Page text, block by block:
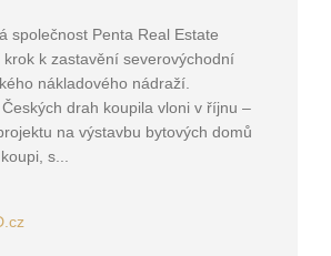
společnost Penta Real Estate
krok k zastavění severovýchodní
nákladového nádraží.
drah koupila vloni v říjnu –
na výstavbu bytových domů
s...